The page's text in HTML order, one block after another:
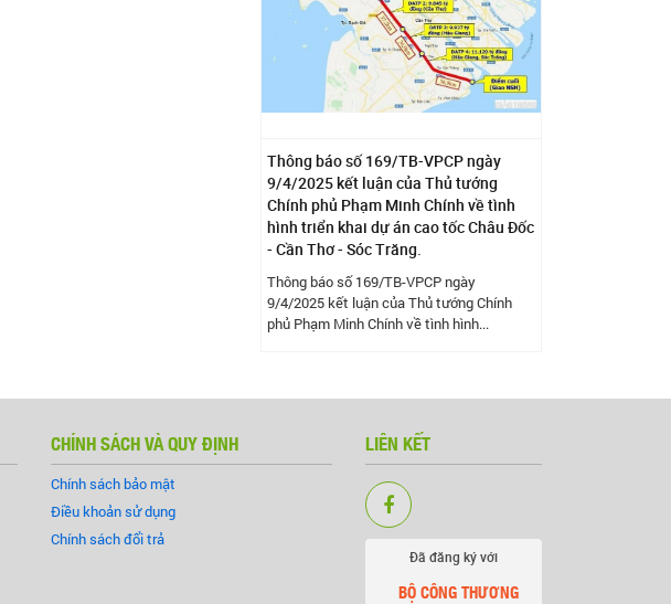
Thông báo số 169/TB-VPCP ngày
9/4/2025 kết luận của Thủ tướng
Chính phủ Phạm Minh Chính về tình
hình triển khai dự án cao tốc Châu Đốc
- Cần Thơ - Sóc Trăng.
Thông báo số 169/TB-VPCP ngày
9/4/2025 kết luận của Thủ tướng Chính
phủ Phạm Minh Chính về tình hình...
CHÍNH SÁCH VÀ QUY ĐỊNH
Chính sách bảo mật
Điều khoản sử dụng
Chính sách đổi trả
LIÊN KẾT
Đã đăng ký với
BỘ CÔNG THƯƠNG